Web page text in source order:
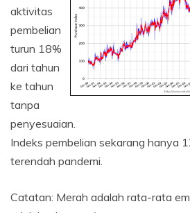
aktivitas
pembelian
turun 18%
dari tahun
ke tahun
tanpa
penyesuaian.
Indeks pembelian sekarang hanya
terendah pandemi.
Catatan: Merah adalah rata-rata